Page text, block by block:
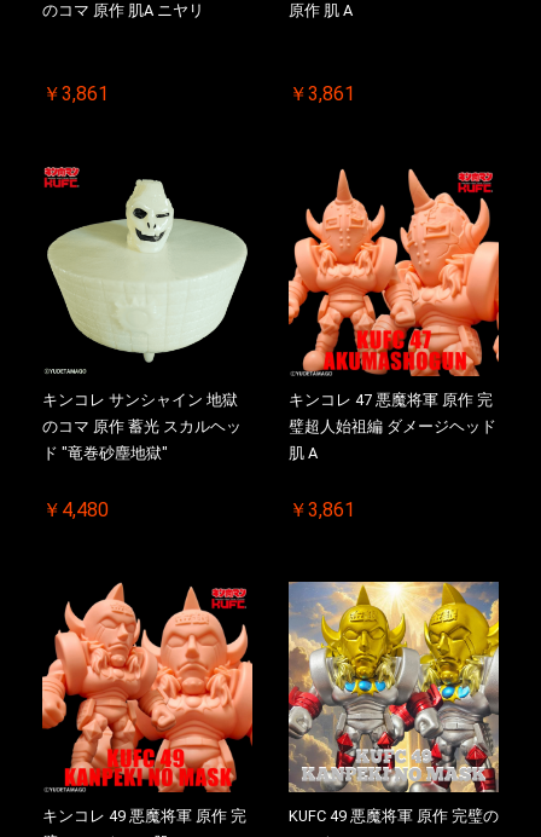
のコマ 原作 肌A ニヤリ
￥3,861
原作 肌 A
￥3,861
キンコレ サンシャイン 地獄
のコマ 原作 蓄光 スカルヘッ
ド "竜巻砂塵地獄"
￥4,480
キンコレ 47 悪魔将軍 原作 完
璧超人始祖編 ダメージヘッド
肌 A
￥3,861
キンコレ 49 悪魔将軍 原作 完
KUFC 49 悪魔将軍 原作 完璧の